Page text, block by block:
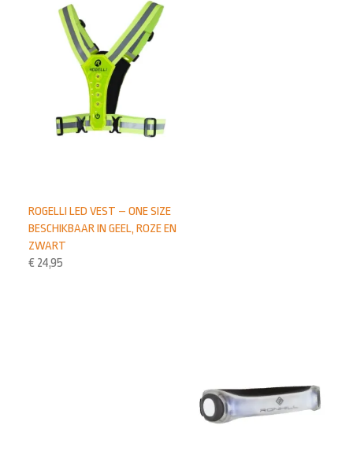
ROGELLI LED VEST – ONE SIZE
BESCHIKBAAR IN GEEL, ROZE EN
ZWART
€ 24,95